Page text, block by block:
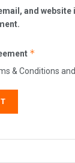
and
*
& Conditions and